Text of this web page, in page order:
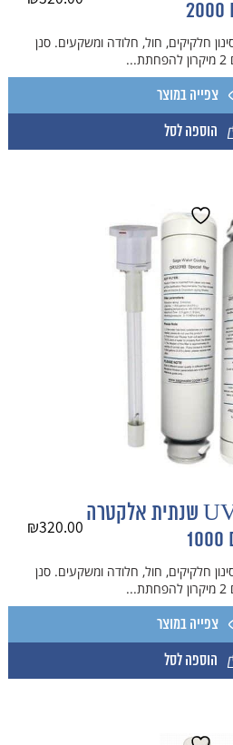
5 מיקרון לסינון חלקיקים, חול, חלודה ומשקעים. סנן
צפייה במוצר
הוספה לסל
ערכת סננים ומנורת UV שנתית אלקטרה
₪320.00
5 מיקרון לסינון חלקיקים, חול, חלודה ומשקעים. סנן
צפייה במוצר
הוספה לסל